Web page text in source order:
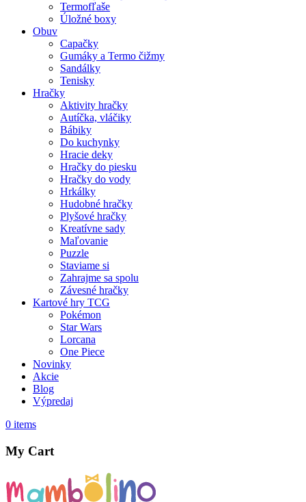
Termofľaše
Úložné boxy
Obuv
Capačky
Gumáky a Termo čižmy
Sandálky
Tenisky
Hračky
Aktivity hračky
Autíčka, vláčiky
Bábiky
Do kuchynky
Hracie deky
Hračky do piesku
Hračky do vody
Hrkálky
Hudobné hračky
Plyšové hračky
Kreatívne sady
Maľovanie
Puzzle
Staviame si
Zahrajme sa spolu
Závesné hračky
Kartové hry TCG
Pokémon
Star Wars
Lorcana
One Piece
Novinky
Akcie
Blog
Výpredaj
0 items
My Cart